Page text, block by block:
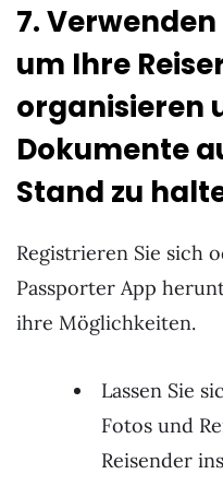
7.
um Ihre
organisieren
Dokumente
Stand zu
Registrieren Sie sich
Passporter App
ihre Möglichkeiten.
Lassen Sie
Fotos und
Reisender